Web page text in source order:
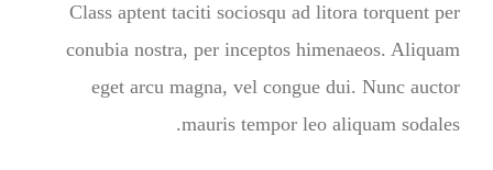
Class aptent taciti sociosqu ad litora torquent per
conubia nostra, per inceptos himenaeos. Aliquam
eget arcu magna, vel congue dui. Nunc auctor
mauris tempor leo aliquam sodales.